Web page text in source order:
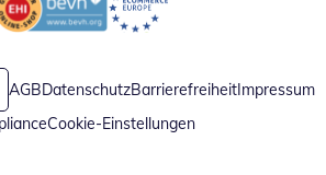
Öffnet in neuem FensterÖffnet in neuem Fenster
AGBDatenschutzBarrierefreiheitImpressum
Cookie-Einstellungen